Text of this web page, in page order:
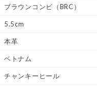
ブラウンコンビ（BRC）
5.5cm
本革
ベトナム
チャンキーヒール